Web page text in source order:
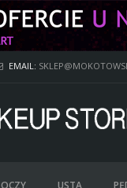
EMAIL:
OCZY USTA